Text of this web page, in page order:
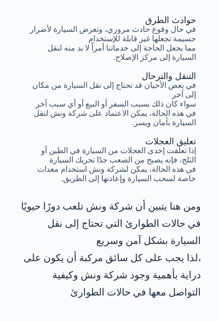
تعليق العجلات
إذا تعلقت إحدى العجلات من السيارة في الطين أو
الثلج، فإنه يصبح من الصعب جدًا تحريك السيارة
في هذه الحالة، يمكن لشركة ونش استخدام معدات
خاصة لسحب السيارة وإعادتها إلى الطريق.
التنقل والترحال
في بعض الأحيان قد تحتاج إلى نقل السيارة من مكان
إلى آخر
سواء كان ذلك بسبب السفر أو البيع أو أي سبب آخر
في هذه الحالة، يمكن الاعتماد على شركة ونش لنقل
السيارة بأمان ويسر.
حوادث الطرق
في حال وقوع حادث مروري، وتعرض السيارة لأضرار
جسيمة تجعلها غير قابلة للإستخدام
مما يجعل الحاجة إلى خدماتنا أمراً لا بد منه لنقل
السيارة إلى مركز الإصلاح.
ومن هنا يتبين أن شركة ونش تلعب دورًا حيويًا
في حالات الطوارئ التي تحتاج إلى نقل
السيارة بشكل آمن وسريع
،لذا يجب على كل سائق مركبة أن يكون على
دراية بأهمية وجود شركة ونش وكيفية
التواصل معها في حالات الطوارئ